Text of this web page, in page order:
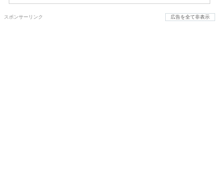
スポンサーリンク 広告を全て非表示